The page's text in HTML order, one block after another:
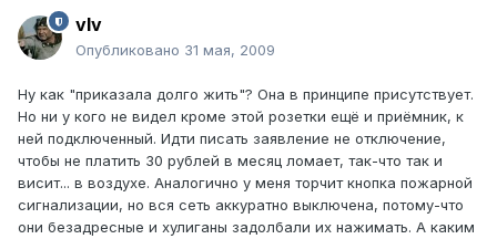
vIv
Опубликовано 31 мая, 2009
Ну как "приказала долго жить"? Она в принципе присутствует.
Но ни у кого не видел кроме этой розетки ещё и приёмник, к
ней подключенный. Идти писать заявление не отключение,
чтобы не платить 30 рублей в месяц ломает, так-что так и
висит... в воздухе. Аналогично у меня торчит кнопка пожарной
сигнализации, но вся сеть аккуратно выключена, потому-что
они безадресные и хулиганы задолбали их нажимать. А каким